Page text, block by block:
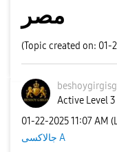
مصر
(Topic created on: 01-
Active Level 3
‎01-22-202511:07 AM
جالاكسى A